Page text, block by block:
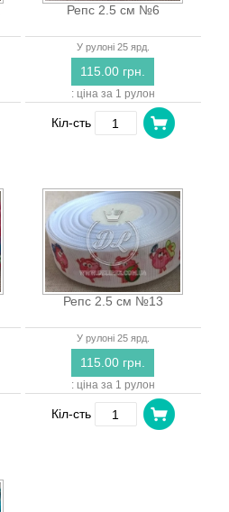
Репс 2.5 см №6
У рулоні 25 ярд.
115.00 грн.
: ціна за 1 рулон
Кіл-сть
Репс 2.5 см №13
У рулоні 25 ярд.
115.00 грн.
: ціна за 1 рулон
Кіл-сть